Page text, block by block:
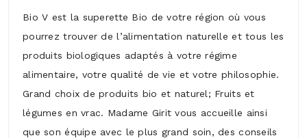
Bio V est la superette Bio de votre région où vous
pourrez trouver de l’alimentation naturelle et tous les
produits biologiques adaptés à votre régime
alimentaire, votre qualité de vie et votre philosophie.
Grand choix de produits bio et naturel; Fruits et
légumes en vrac. Madame Girit vous accueille ainsi
que son équipe avec le plus grand soin, des conseils